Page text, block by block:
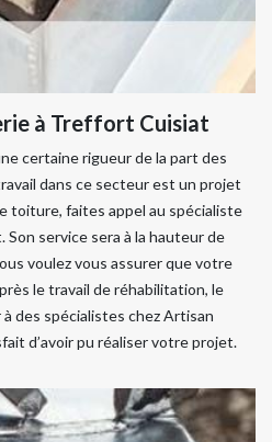
à Treffort Cuisiat
certaine rigueur de la part des
dans ce secteur est un projet
toiture, faites appel au spécialiste
service sera à la hauteur de
voulez vous assurer que votre
le travail de réhabilitation, le
des spécialistes chez Artisan
d’avoir pu réaliser votre projet.